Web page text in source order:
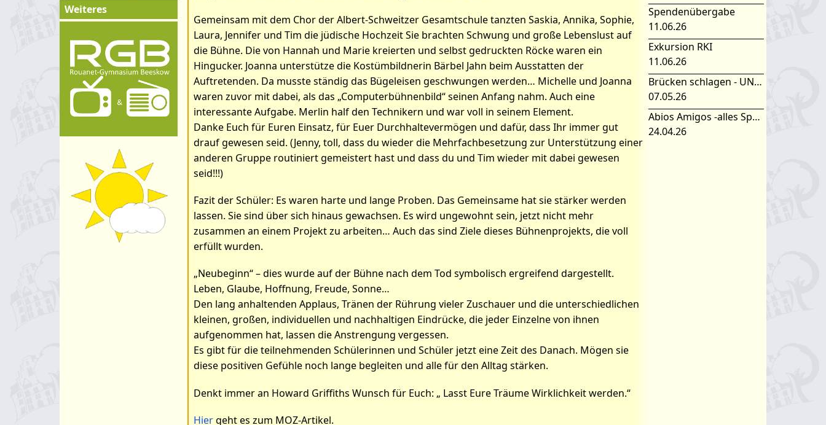
Weiteres
Kontakt
Organigramm
Schulprogramm
Hygienekonzept
Gemeinsam mit dem Chor der Albert-Schweitzer Gesamtschule tanzten Saskia, Annika, Sophie,
Laura, Jennifer und Tim die jüdische Hochzeit Sie brachten Schwung und große Lebenslust auf
die Bühne. Die von Hannah und Marie kreierten und selbst gedruckten Röcke waren ein
Hingucker. Joanna unterstütze die Kostümbildnerin Bärbel Jahn beim Ausstatten der
Auftretenden. Da musste ständig das Bügeleisen geschwungen werden… Michelle und Joanna
waren zuvor mit dabei, als das „Computerbühnenbild“ seinen Anfang nahm. Auch eine
interessante Aufgabe. Merlin half den Technikern und war voll in seinem Element.
Danke Euch für Euren Einsatz, für Euer Durchhaltevermögen und dafür, dass Ihr immer gut
drauf gewesen seid. (Jenny, toll, dass du wieder die Mehrfachbesetzung zur Unterstützung einer
anderen Gruppe routiniert gemeistert hast und dass du und Tim wieder mit dabei gewesen
seid!!!)
Fazit der Schüler: Es waren harte und lange Proben. Das Gemeinsame hat sie stärker werden
lassen. Sie sind über sich hinaus gewachsen. Es wird ungewohnt sein, jetzt nicht mehr
zusammen an einem Projekt zu arbeiten… Auch das sind Ziele dieses Bühnenprojekts, die voll
erfüllt wurden.
„Neubeginn“ – dies wurde auf der Bühne nach dem Tod symbolisch ergreifend dargestellt.
Leben, Glaube, Hoffnung, Freude, Sonne…
Den lang anhaltenden Applaus, Tränen der Rührung vieler Zuschauer und die unterschiedlichen
kleinen, großen, individuellen und nachhaltigen Eindrücke, die jeder Einzelne von ihnen
aufgenommen hat, lassen die Anstrengung vergessen.
Es gibt für die teilnehmenden Schülerinnen und Schüler jetzt eine Zeit des Danach. Mögen sie
diese positiven Gefühle noch lange begleiten und alle für den Alltag stärken.
Denkt immer an Howard Griffiths Wunsch für Euch: „ Lasst Eure Träume Wirklichkeit werden.“
Hiergeht es zum MOZ-Artikel.
Spendenübergabe
11.06.26
Exkursion RKI
11.06.26
Brücken schlagen - UNESCO Projekttag 2026
07.05.26
Abios Amigos -alles Spanisch oder was
24.04.26